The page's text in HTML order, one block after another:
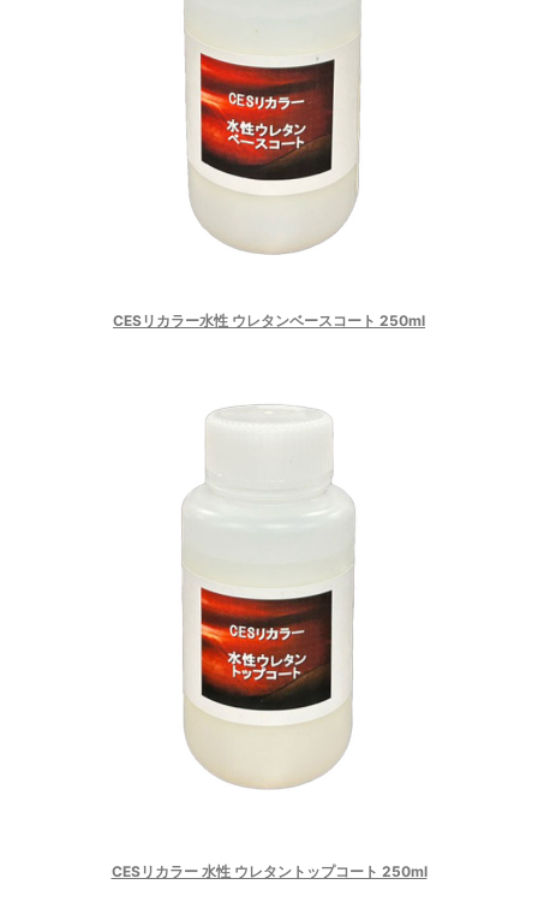
CESリカラー水性 ウレタンベースコート 250ml
CESリカラー 水性 ウレタントップコート 250ml